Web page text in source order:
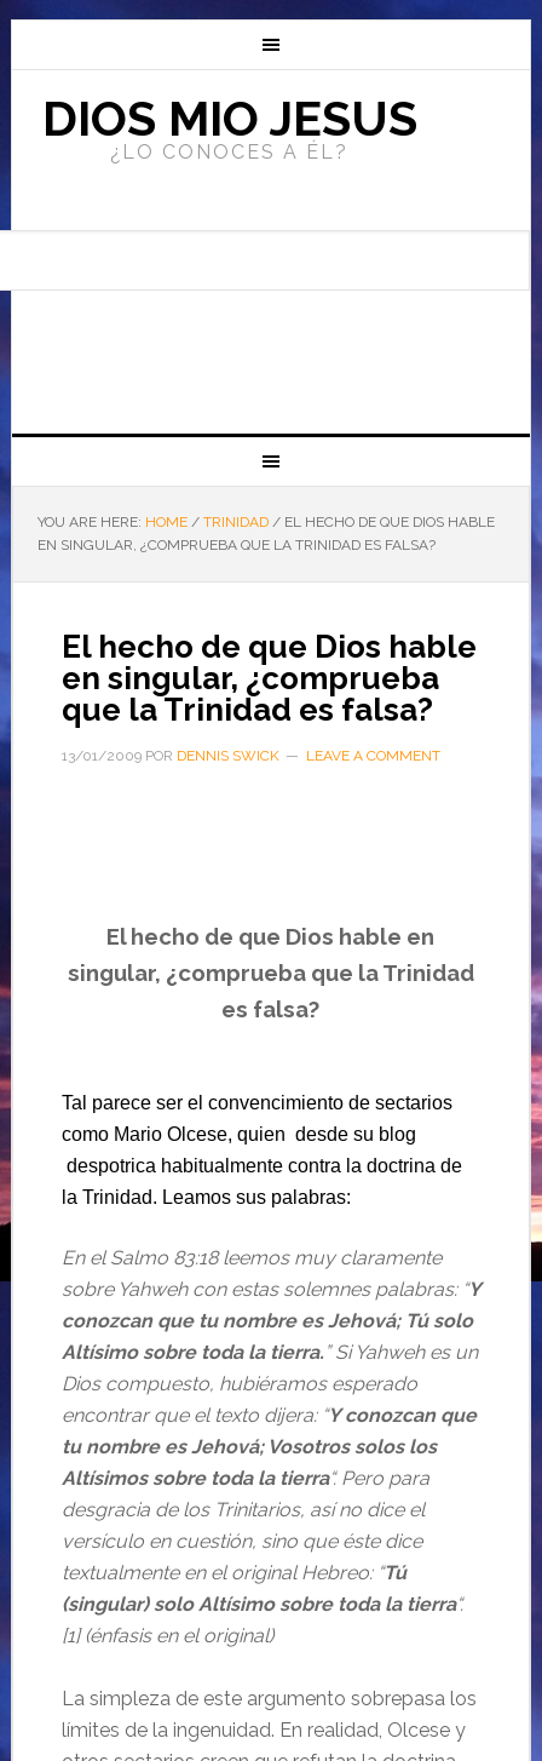
DIOS MIO JESUS
¿LO CONOCES A ÉL?
YOU ARE HERE: HOME / TRINIDAD /EL HECHO DE QUE DIOS HABLE
EN SINGULAR, ¿COMPRUEBA QUE LA TRINIDAD ES FALSA?
El hecho de que Dios hable
en singular, ¿comprueba
que la Trinidad es falsa?
13/01/2009POR DENNIS SWICK LEAVE A COMMENT
El hecho de que Dios hable en
singular, ¿comprueba que la Trinidad
es falsa?
Tal parece ser el convencimiento de sectarios
como Mario Olcese, quien desde su blog
despotrica habitualmente contra la doctrina de
la Trinidad. Leamos sus palabras:
En el Salmo 83:18 leemos muy claramente
sobre Yahweh con estas solemnes palabras: “Y
conozcan que tu nombre es Jehová; Tú solo
Altísimo sobre toda la tierra. ” Si Yahweh es un
Dios compuesto, hubiéramos esperado
encontrar que el texto dijera: “Y conozcan que
tu nombre es Jehová; Vosotros solos los
Altísimos sobre toda la tierra“. Pero para
desgracia de los Trinitarios, así no dice el
versículo en cuestión, sino que éste dice
textualmente en el original Hebreo: “Tú
(singular) solo Altísimo sobre toda la tierra“.
[1] (énfasis en el original)
La simpleza de este argumento sobrepasa los
límites de la ingenuidad. En realidad, Olcese y